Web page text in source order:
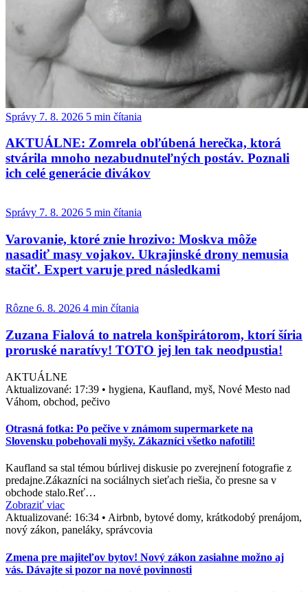
Správy 7. 8. 2026 5 min čítania
AKTUÁLNE: Zomrela obľúbená herečka, ktorá
stvárila mnoho nezabudnuteľných postáv. Poznali
ich celé generácie divákov
Správy 7. 8. 2026 5 min čítania
Varovanie, ktoré znie hrozivo: Moskva môže
nasadiť masy vojakov. Ukrajinské drony nemusia
stačiť. Expert varuje pred následkami
Rôzne 6. 8. 2026 4 min čítania
Zuzana Fialová to natrela konšpirátorom, ktorí šíria
proruské naratívy! TOTO jej len tak neodpustia!
AKTUÁLNE
Aktualizované: 17:39 • hygiena, Kaufland, myš, Nové Mesto nad
Váhom, obchod, pečivo
Otrasná fotka: Po pečive v známom supermarkete na
Slovensku pobehovali myšy. Zákazníci všetko nafotili!
Kaufland sa stal témou búrlivej diskusie po zverejnení fotografie z
predajne.Zákazníci na sociálnych sieťach riešia, čo presne sa v
obchode stalo.Reť…
Zobraziť viac
Aktualizované: 16:34 • Airbnb, bytové domy, krátkodobý prenájom,
nový zákon, paneláky, správcovia
Zmena pre majiteľov bytov! Nový zákon zasiahne možno aj
vás. Dávajte si pozor na nové povinnosti